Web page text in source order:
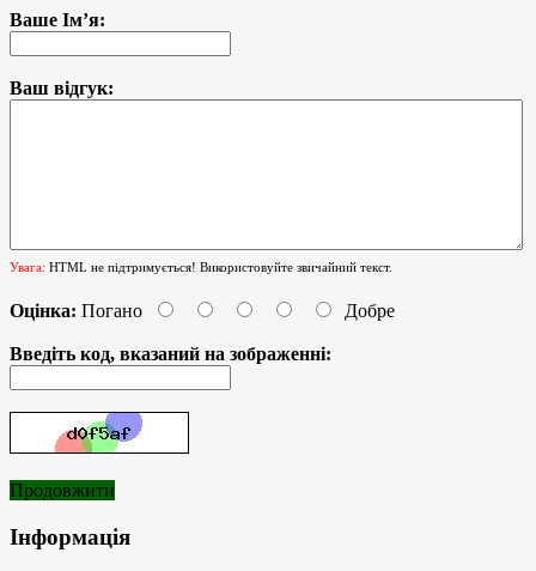
Ваше Ім’я:
Ваш відгук:
Увага: HTML не підтримується! Використовуйте звичайний текст.
Оцінка: Погано Добре
Введіть код, вказаний на зображенні:
Продовжити
Інформація